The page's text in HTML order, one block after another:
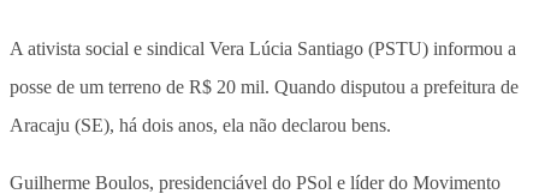
A ativista social e sindical Vera Lúcia Santiago (PSTU) informou a
posse de um terreno de R$ 20 mil. Quando disputou a prefeitura de
Aracaju (SE), há dois anos, ela não declarou bens.
Guilherme Boulos, presidenciável do PSol e líder do Movimento